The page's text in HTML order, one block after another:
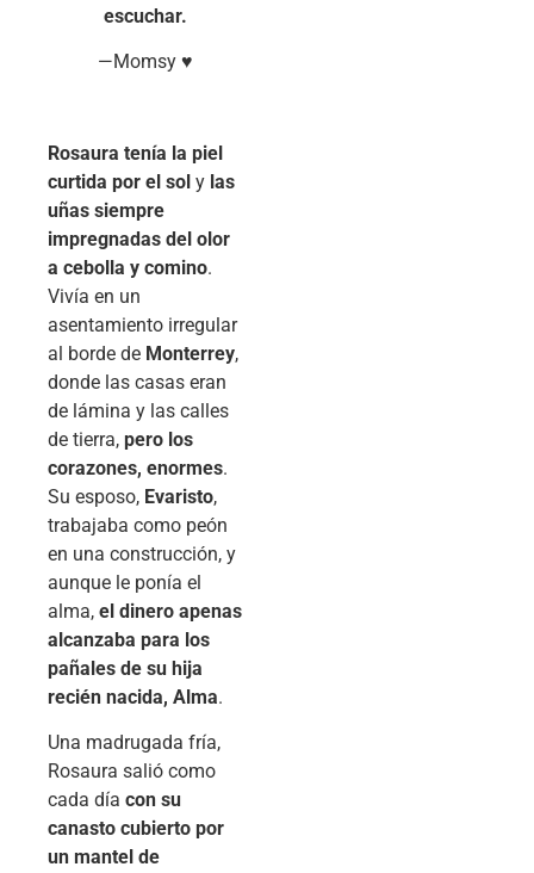
escuchar.
—Momsy ♥
Rosaura tenía la piel
curtida por el sol y las
uñas siempre
impregnadas del olor
a cebolla y comino.
Vivía en un
asentamiento irregular
al borde de Monterrey,
donde las casas eran
de lámina y las calles
de tierra, pero los
corazones, enormes.
Su esposo, Evaristo,
trabajaba como peón
en una construcción, y
aunque le ponía el
alma, el dinero apenas
alcanzaba para los
pañales de su hija
recién nacida, Alma.
Una madrugada fría,
Rosaura salió como
cada día con su
canasto cubierto por
un mantel de